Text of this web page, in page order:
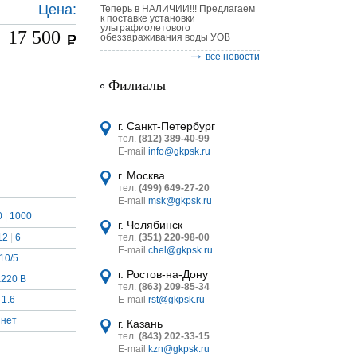
MINI
Цена:
17 500
|
1000
6
10/5
В
1.6
нет
Теперь в НАЛИЧИИ!!! Предлагаем
к поставке установки
ультрафиолетового
обеззараживания воды УОВ
все новости
Филиалы
г. Санкт-Петербург
тел. (812) 389-40-99
E-mail info@gkpsk.ru
г. Москва
тел. (499) 649-27-20
E-mail msk@gkpsk.ru
г. Челябинск
тел. (351) 220-98-00
E-mail chel@gkpsk.ru
г. Ростов-на-Дону
тел. (863) 209-85-34
E-mail rst@gkpsk.ru
г. Казань
тел. (843) 202-33-15
E-mail
kzn@gkpsk.ru